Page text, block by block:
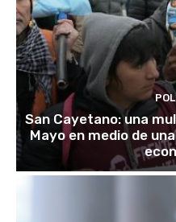
San Cayetano: una
Mayo en medio de